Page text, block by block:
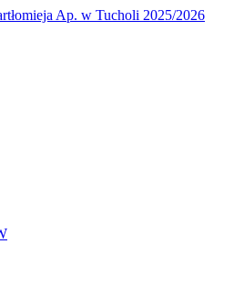
Ap. w Tucholi 2025/2026